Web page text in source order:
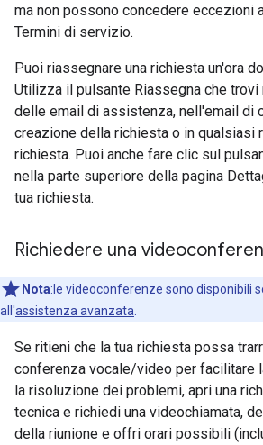
ma non possono concedere eccezioni
Termini di servizio.
Puoi riassegnare una richiesta un'ora
Utilizza il pulsante Riassegna che trovi
delle email di assistenza, nell'email di
creazione della richiesta o in qualsiasi
richiesta. Puoi anche fare clic sul
nella parte superiore della pagina
tua richiesta.
Richiedere una
Nota:le videoconferenze sono disponibili
all'assistenza avanzata
Se ritieni che la tua richiesta possa
conferenza vocale/video per facilitare
la risoluzione dei problemi, apri una
tecnica e richiedi una videochiamata,
della riunione e offri orari possibili